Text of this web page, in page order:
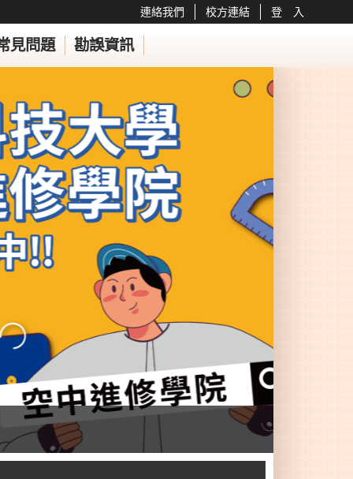
見問題 勘誤資訊
連絡我們 校方連結 登 入